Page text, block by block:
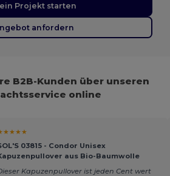
Projekt starten
anfordern
B2B-Kunden über unseren
online
03815 - Condor Unisex
aus Bio-Baumwolle
Kapuzenpullover ist jeden Cent wert